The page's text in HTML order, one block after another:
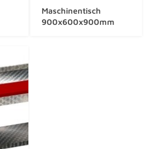
Maschinentisch
900x600x900mm